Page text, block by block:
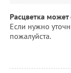
Расцветка может
Если нужно
пожалуйста.